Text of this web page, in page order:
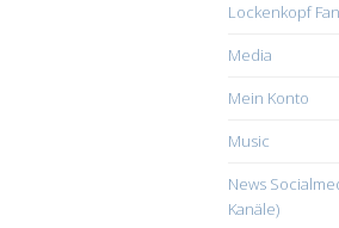
Lockenkopf
Media
Mein Konto
Music
News
Kanäle)